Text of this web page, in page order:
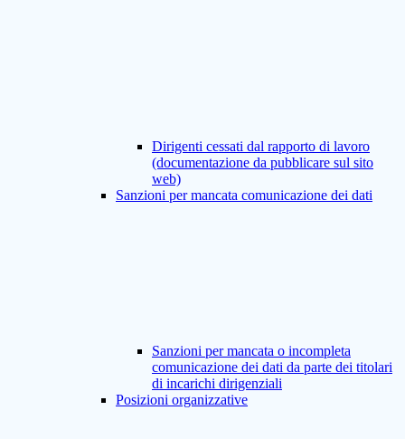
Dirigenti cessati dal rapporto di lavoro
(documentazione da pubblicare sul sito
web)
Sanzioni per mancata comunicazione dei dati
Sanzioni per mancata o incompleta
comunicazione dei dati da parte dei titolari
di incarichi dirigenziali
Posizioni organizzative